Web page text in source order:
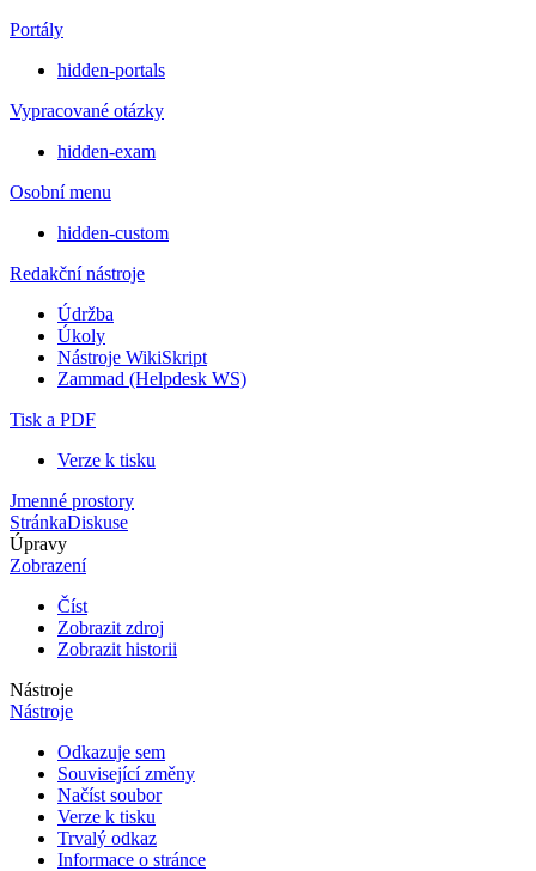
Portály
hidden-portals
Vypracované otázky
hidden-exam
Osobní menu
hidden-custom
Redakční nástroje
Údržba
Úkoly
Nástroje WikiSkript
Zammad (Helpdesk WS)
Tisk a PDF
Verze k tisku
Jmenné prostory
StránkaDiskuse
Úpravy
Zobrazení
Číst
Zobrazit zdroj
Zobrazit historii
Nástroje
Nástroje
Odkazuje sem
Související změny
Načíst soubor
Verze k tisku
Trvalý odkaz
Informace o stránce